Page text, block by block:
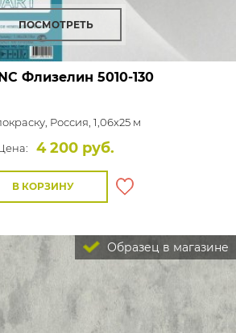
ПОСМОТРЕТЬ
Флизелин 5010-130
Россия, 1,06x25 м
4 200 руб.
В КОРЗИНУ
Образец в магазине